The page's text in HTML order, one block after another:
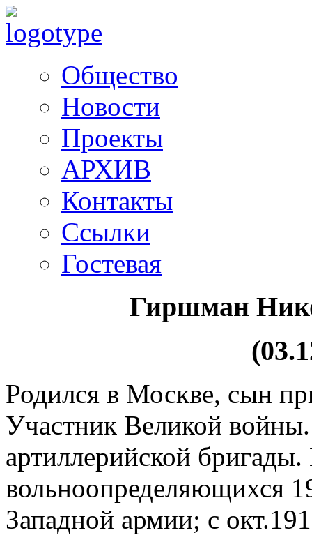
Общество
Новости
Проекты
АРХИВ
Контакты
Ссылки
Гостевая
Гиршман
Родился в Москве, сын
Участник Великой
артиллерийской
вольноопределяющихся
Западной армии; с